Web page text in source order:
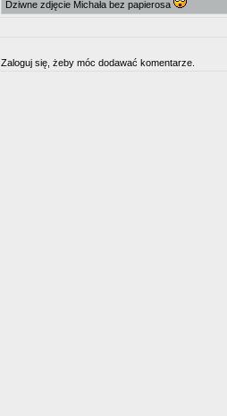
Dziwne zdjęcie Michała bez papierosa
Zaloguj się, żeby móc dodawać komentarze.